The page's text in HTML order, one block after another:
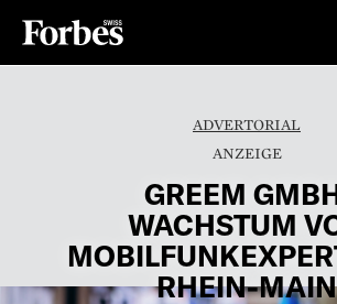
ADVERTORIAL
GREEM
WACHSTUM
RHEIN-MAIN